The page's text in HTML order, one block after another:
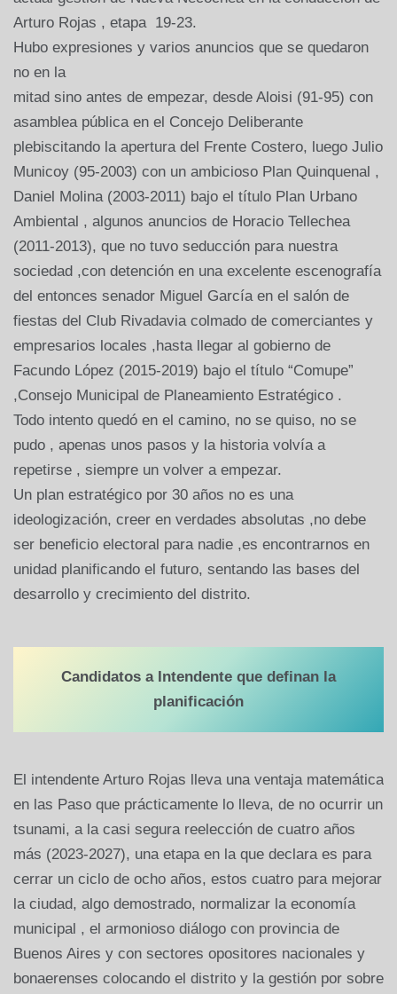
Arturo Rojas , etapa 19-23.
Hubo expresiones y varios anuncios que se quedaron
no en la
mitad sino antes de empezar, desde Aloisi (91-95) con
asamblea pública en el Concejo Deliberante
plebiscitando la apertura del Frente Costero, luego Julio
Municoy (95-2003) con un ambicioso Plan Quinquenal ,
Daniel Molina (2003-2011) bajo el título Plan Urbano
Ambiental , algunos anuncios de Horacio Tellechea
(2011-2013), que no tuvo seducción para nuestra
sociedad ,con detención en una excelente escenografía
del entonces senador Miguel García en el salón de
fiestas del Club Rivadavia colmado de comerciantes y
empresarios locales ,hasta llegar al gobierno de
Facundo López (2015-2019) bajo el título “Comupe”
,Consejo Municipal de Planeamiento Estratégico .
Todo intento quedó en el camino, no se quiso, no se
pudo , apenas unos pasos y la historia volvía a
repetirse , siempre un volver a empezar.
Un plan estratégico por 30 años no es una
ideologización, creer en verdades absolutas ,no debe
ser beneficio electoral para nadie ,es encontrarnos en
unidad planificando el futuro, sentando las bases del
desarrollo y crecimiento del distrito.
Candidatos a Intendente que definan la
planificación
El intendente Arturo Rojas lleva una ventaja matemática
en las Paso que prácticamente lo lleva, de no ocurrir un
tsunami, a la casi segura reelección de cuatro años
más (2023-2027), una etapa en la que declara es para
cerrar un ciclo de ocho años, estos cuatro para mejorar
la ciudad, algo demostrado, normalizar la economía
municipal , el armonioso diálogo con provincia de
Buenos Aires y con sectores opositores nacionales y
bonaerenses colocando el distrito y la gestión por sobre